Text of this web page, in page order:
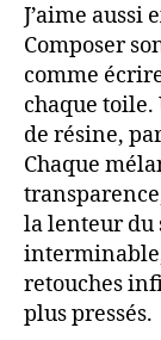
J’aime aussi
Composer
comme
chaque toile.
de résine,
Chaque
la lenteur du
retouches
plus pressés.